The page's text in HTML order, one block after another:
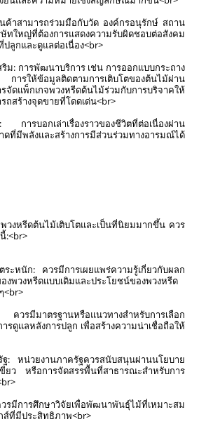
ค้าสามารถร่วมมือกับวัด องค์กรอนุรักษ์ สถาน
หญ่ที่ต้องการแสดงความรับผิดชอบต่อสังคม
ปลูกและดูแลต่อเนื่อง<br>
ม: การพัฒนาบริการ เช่น การออกแบบกระถาง
ให้ข้อมูลติดตามการเติบโตของต้นไม้ผ่าน
ดแพ็กเกจพวงหรีดต้นไม้ร่วมกับการบริจาคให้
ถสร้างจุดขายที่โดดเด่น<br>
: การบอกเล่าเรื่องราวของชีวิตที่ต่อเนื่องผ่าน
มีพลังและสร้างการมีส่วนร่วมทางอารมณ์ได้
พวงหรีดต้นไม้เติบโตและเป็นที่นิยมมากขึ้น ควร
:<br>
ระหนัก: ควรมีการเผยแพร่ความรู้เกี่ยวกับผลก
งพวงหรีดแบบเดิมและประโยชน์ของพวงหรีด
<br>
วรมีมาตรฐานหรือแนวทางสำหรับการเลือก
รดูแลหลังการปลูก เพื่อสร้างความน่าเชื่อถือให้
: หน่วยงานภาครัฐควรสนับสนุนผ่านนโยบาย
ยว หรือการจัดสรรพื้นที่สาธารณะสำหรับการ
มีการศึกษาวิจัยเพื่อพัฒนาพันธุ์ไม้ที่เหมาะสม
ส์ที่มีประสิทธิภาพ<br>